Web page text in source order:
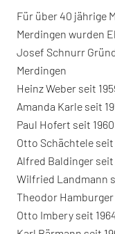
Für über 40 jährige
Merdingen wurden
Josef Schnurr
Merdingen
Heinz Weber seit
Amanda Karle seit
Paul Hofert seit
Otto Schächtele seit
Alfred Baldinger seit
Wilfried Landmann
Theodor Hamburger
Otto Imbery seit